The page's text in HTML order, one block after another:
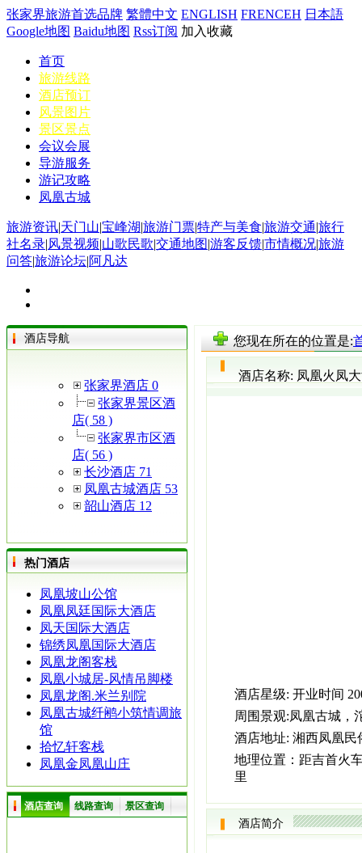
张家界旅游首选品牌 繁體中文 ENGLISH FRENCEH 日本語
Google地图 Baidu地图 Rss订阅 加入收藏
首页
旅游线路
酒店预订
风景图片
景区景点
会议会展
导游服务
游记攻略
凤凰古城
旅游资讯|天门山|宝峰湖|旅游门票|特产与美食|旅游交通|旅行
社名录|风景视频|山歌民歌|交通地图|游客反馈|市情概况|旅游
问答|旅游论坛|阿凡达
酒店导航
张家界酒店 0
张家界景区酒
店( 58 )
张家界市区酒
店( 56 )
长沙酒店 71
凤凰古城酒店 53
韶山酒店 12
热门酒店
凤凰坡山公馆
凤凰凤廷国际大酒店
凤天国际大酒店
锦绣凤凰国际大酒店
凤凰龙阁客栈
凤凰小城居-风情吊脚楼
凤凰龙阁.米兰别院
凤凰古城纤鹇小筑情调旅
馆
拾忆轩客栈
凤凰金凤凰山庄
酒店查询 线路查询 景区查询
您现在所在的位置是:
酒店名称: 凤凰火凤
酒店星级: 开业时间
周围景观:凤凰古城，
酒店地址: 湘西凤凰民
地理位置： 距吉首火
里
酒店简介